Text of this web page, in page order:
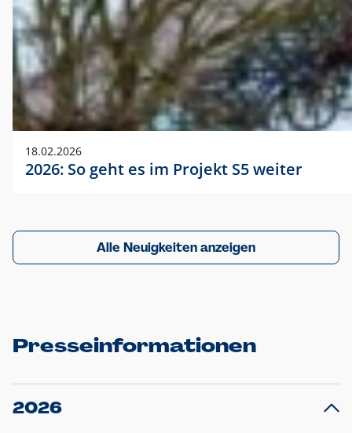
18.02.2026
2026: So geht es im Projekt S5 weiter
Alle Neuigkeiten anzeigen
Presseinformationen
2026